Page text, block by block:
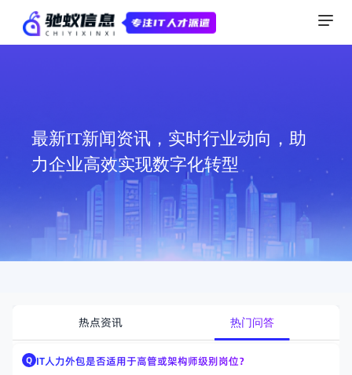
最新IT新闻资讯，实时行业动向，助
力企业高效实现数字化转型
热点资讯 热门问答
Q IT人力外包是否适用于高管或架构师级别岗位？